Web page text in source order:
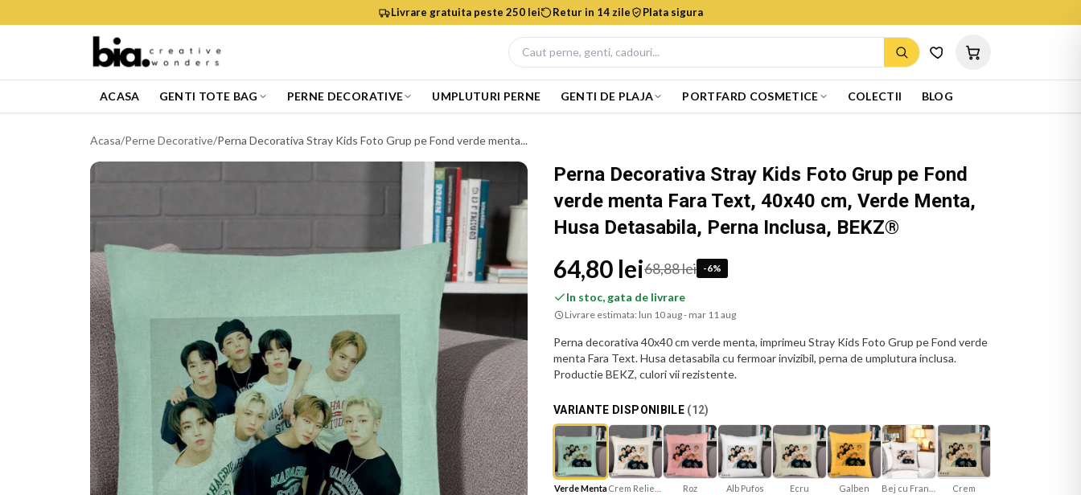
Livrare gratuita peste 250 lei Retur in 14 zile Plata sigura
ACASA GENTI TOTE BAG PERNE DECORATIVE UMPLUTURI PERNE GENTI DE PLAJA PORTFARD COSMETICE COLECTII BLOG
Acasa/Perne Decorative/Perna Decorativa Stray Kids Foto Grup pe Fond verde menta...
Perna Decorativa Stray Kids Foto Grup pe Fond
verde menta Fara Text, 40x40 cm, Verde Menta,
Husa Detasabila, Perna Inclusa, BEKZ®
64,80 lei68,88 lei -6%
In stoc, gata de livrare
Livrare estimata: lun 10 aug - mar 11 aug
Perna decorativa 40x40 cm verde menta, imprimeu Stray Kids Foto Grup pe Fond verde
menta Fara Text. Husa detasabila cu fermoar invizibil, perna de umplutura inclusa.
Productie BEKZ, culori vii rezistente.
VARIANTE DISPONIBILE (12)
Verde Menta Roz Alb Pufos Ecru Galben Crem